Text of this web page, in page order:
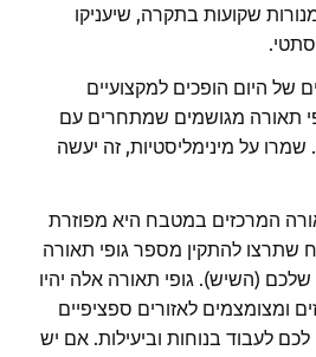
שקועות בתקרה, שיעניקו
היום הופכים למקצועיים
תאורה מגושמים שמתחרים עם
על מינימליסטיות, זה יעשה
המרכזים במטבח היא מפוזרת
שתרצו להתקין מספר גופי תאורה
(השיש). גופי תאורה אלה יהיו
ומצומצמים לאזורים ספציפיים
לעבוד בנוחות וביעילות. אם יש